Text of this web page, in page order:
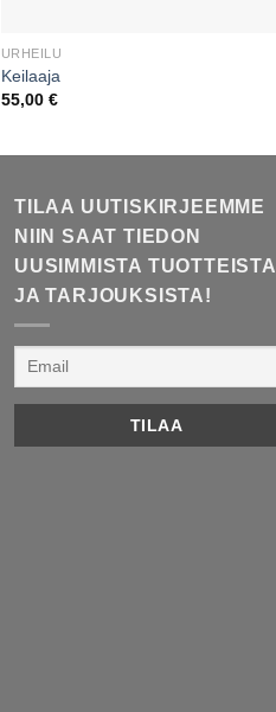
URHEILU
Keilaaja
55,00 €
TILAA UUTISKIRJEEMME
NIIN SAAT TIEDON
UUSIMMISTA TUOTTEISTA
JA TARJOUKSISTA!